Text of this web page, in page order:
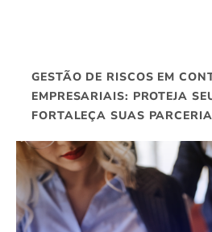
GESTÃO DE RISCOS EM
EMPRESARIAIS: PROTEJA
FORTALEÇA SUAS